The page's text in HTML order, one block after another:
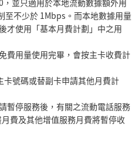
並只適用於本地流動數據額外用
至不少於 1Mbps。而本地數據用量
才使用「基本月費計劃」中之用
費用量使用完畢，會按主卡收費計
號碼或替副卡申請其他月費計
暫停服務後，有關之流動電話服務
費及其他增值服務月費將暫停收